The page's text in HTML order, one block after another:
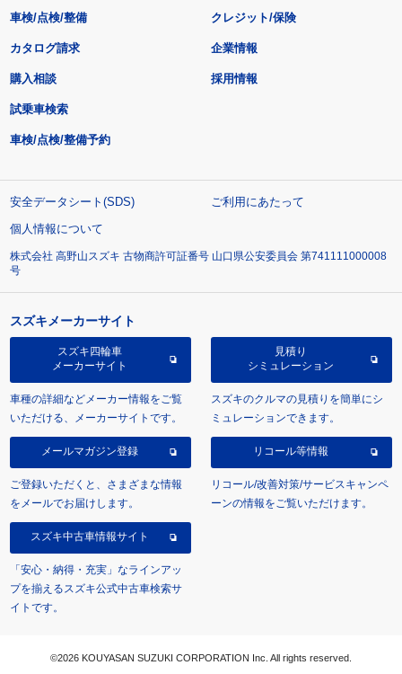
車検/点検/整備 クレジット/保険
カタログ請求
購入相談
試乗車検索
車検/点検/整備予約
企業情報
採用情報
安全データシート(SDS)
ご利用にあたって
個人情報について
株式会社 高野山スズキ 古物商許可証番号 山口県公安委員会 第741111000008
号
スズキメーカーサイト
スズキ四輪車
メーカーサイト
車種の詳細などメーカー情報をご覧
いただける、メーカーサイトです。
見積り
シミュレーション
スズキのクルマの見積りを簡単にシ
ミュレーションできます。
メールマガジン登録
ご登録いただくと、さまざまな情報
をメールでお届けします。
リコール等情報
リコール/改善対策/サービスキャンペ
ーンの情報をご覧いただけます。
スズキ中古車情報サイト
「安心・納得・充実」なラインアッ
プを揃えるスズキ公式中古車検索サ
イトです。
©2026 KOUYASAN SUZUKI CORPORATION Inc. All rights reserved.